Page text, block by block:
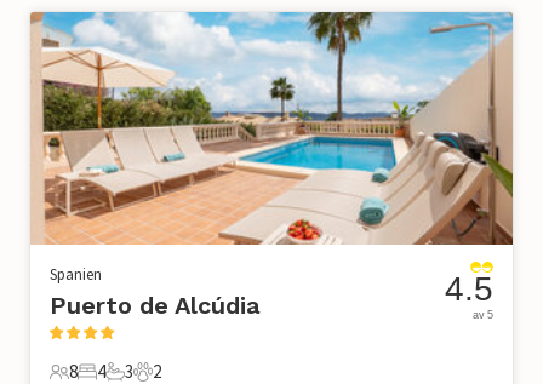
Spanien
Puerto de Alcúdia
8 4 3 2
4.5
av 5